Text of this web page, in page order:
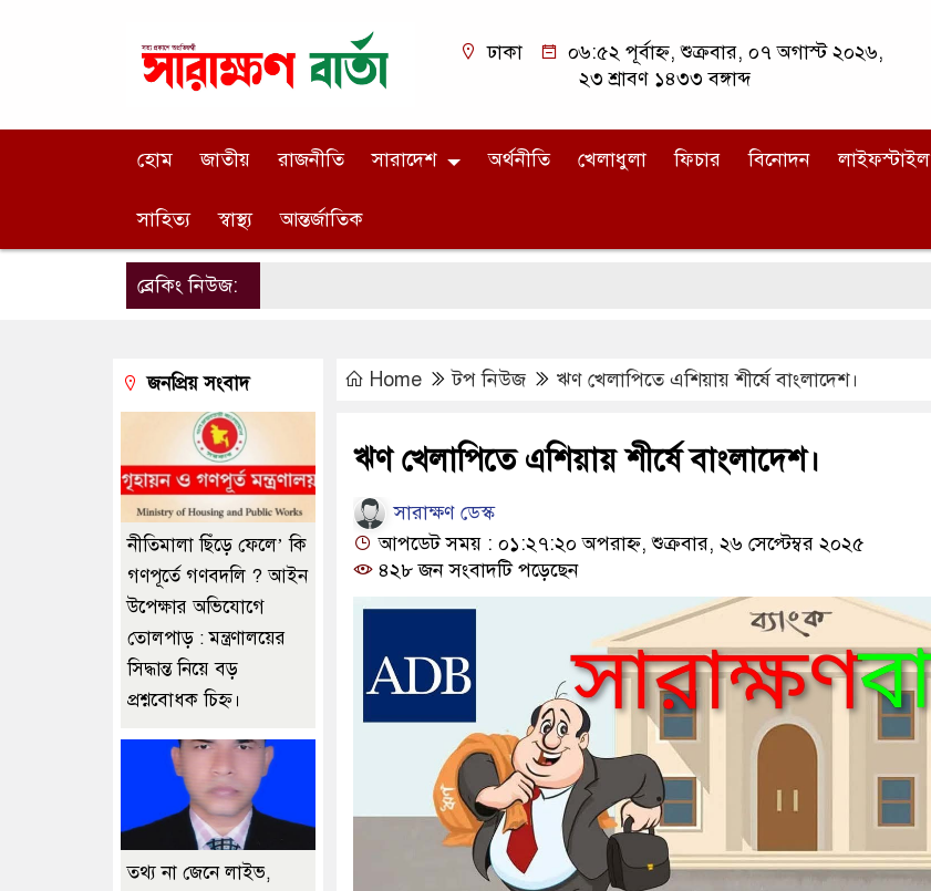
ঢাকা
০৬:৫২ পূর্বাহ্ন, শুক্রবার, ০৭ অগাস্ট ২০২৬,
২৩ শ্রাবণ ১৪৩৩ বঙ্গাব্দ
হোম জাতীয় রাজনীতি সারাদেশ অর্থনীতি খেলাধুলা ফিচার বিনোদন লাইফস্টাইল
সাহিত্য স্বাস্থ্য আন্তর্জাতিক
ব্রেকিং নিউজ:
Home টপ নিউজ ঋণ খেলাপিতে এশিয়ায় শীর্ষে বাংলাদেশ।
ঋণ খেলাপিতে এশিয়ায় শীর্ষে বাংলাদেশ।
সারাক্ষণ ডেস্ক
আপডেট সময় : ০১:২৭:২০ অপরাহ্ন, শুক্রবার, ২৬ সেপ্টেম্বর ২০২৫
৪২৮ জন সংবাদটি পড়েছেন
জনপ্রিয় সংবাদ
নীতিমালা ছিঁড়ে ফেলে’ কি
গণপূর্তে গণবদলি ? আইন
উপেক্ষার অভিযোগে
তোলপাড় : মন্ত্রণালয়ের
সিদ্ধান্ত নিয়ে বড়
প্রশ্নবোধক চিহ্ন।
তথ্য না জেনে লাইভ,